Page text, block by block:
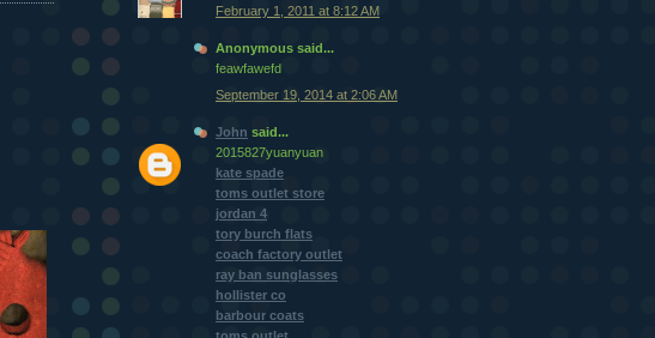
February 1, 2011 at 8:12 AM
Anonymous said...
feawfawefd
September 19, 2014 at 2:06 AM
John said...
2015827yuanyuan
kate spade
toms outlet store
jordan 4
tory burch flats
coach factory outlet
ray ban sunglasses
hollister co
barbour coats